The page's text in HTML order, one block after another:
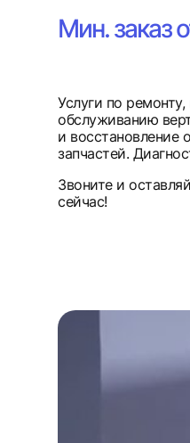
Мин. заказ
Услуги по
обслуживанию
и восстановление
запчастей.
Звоните и
сейчас!